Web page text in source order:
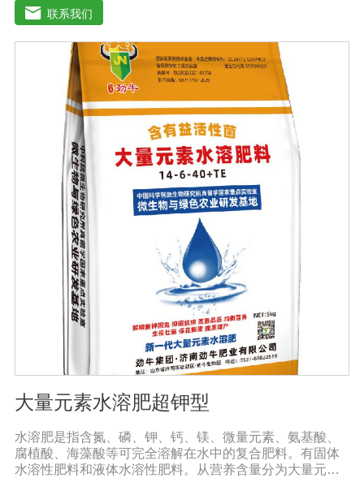
体肥料。使用方法：灌溉施肥，灌溉包括灌溉、滴灌等灌
溉方式，不仅节约用水，而且节约施肥，而且植物吸收
快。叶面施肥，将肥料稀释溶解在水中喷洒叶面，或溶解
在水中，均匀喷洒叶面，通过叶面孔进入植物，植物可以
通过叶片营养吸收，大大提高了肥料的吸收利用效率。利
用大量元素水溶性肥料收获的农产品，大大降低了农药残
留，确保了食用的绿色和安全。此外，作物中蛋白质、
糖、氨基酸、维生素等有益成分的含量显著增加，颗粒丰
满光滑，蔬菜和水果颜色明亮，也能减少烟硝酸盐的积
累，提高农产品的安全性。
联系我们
大量元素水溶肥超钾型
水溶肥是指含氮、磷、钾、钙、镁、微量元素、氨基酸、
腐植酸、海藻酸等可完全溶解在水中的复合肥料。有固体
水溶性肥料和液体水溶性肥料。从营养含量分为大量元素